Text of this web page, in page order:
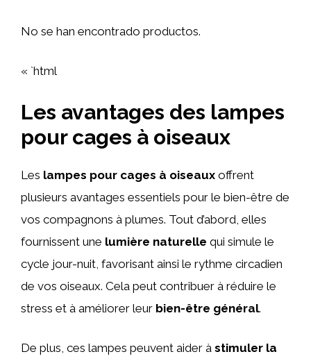
No se han encontrado productos.
« `html
Les avantages des lampes
pour cages à oiseaux
Les lampes pour cages à oiseaux offrent
plusieurs avantages essentiels pour le bien-être de
vos compagnons à plumes. Tout d’abord, elles
fournissent une lumière naturelle qui simule le
cycle jour-nuit, favorisant ainsi le rythme circadien
de vos oiseaux. Cela peut contribuer à réduire le
stress et à améliorer leur bien-être général.
De plus, ces lampes peuvent aider à stimuler la